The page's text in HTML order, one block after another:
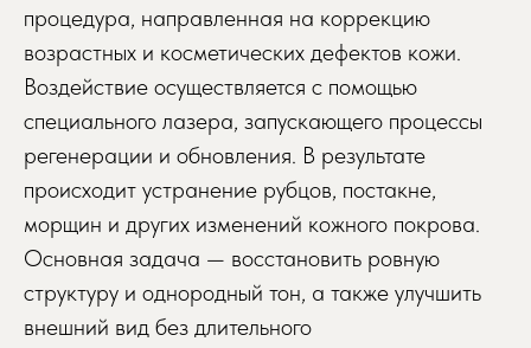
процедура, направленная на коррекцию
возрастных и косметических дефектов кожи.
Воздействие осуществляется с помощью
специального лазера, запускающего процессы
регенерации и обновления. В результате
происходит устранение рубцов, постакне,
морщин и других изменений кожного покрова.
Основная задача — восстановить ровную
структуру и однородный тон, а также улучшить
внешний вид без длительного